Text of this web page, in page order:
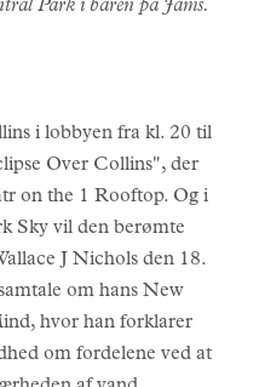
Park i baren på Jams.
i lobbyen fra kl. 20 til
Over Collins", der
on the 1 Rooftop. Og i
Sky vil den berømte
J Nichols den 18.
om hans New
hvor han forklarer
om fordelene ved at